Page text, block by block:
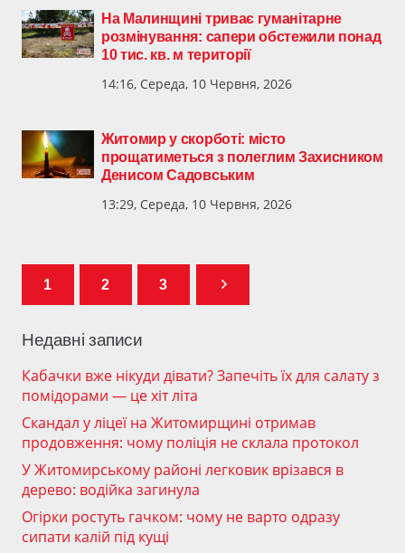
На Малинщині триває гуманітарне
розмінування: сапери обстежили понад
10 тис. кв. м території
14:16, Середа, 10 Червня, 2026
Житомир у скорботі: місто
прощатиметься з полеглим Захисником
Денисом Садовським
13:29, Середа, 10 Червня, 2026
1 2 3
Недавні записи
Кабачки вже нікуди дівати? Запечіть їх для салату з
помідорами — це хіт літа
Скандал у ліцеї на Житомирщині отримав
продовження: чому поліція не склала протокол
У Житомирському районі легковик врізався в
дерево: водійка загинула
Огірки ростуть гачком: чому не варто одразу
сипати калій під кущі